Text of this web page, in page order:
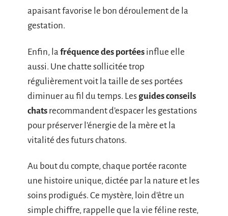
apaisant favorise le bon déroulement de la
gestation.
Enfin, la fréquence des portées influe elle
aussi. Une chatte sollicitée trop
régulièrement voit la taille de ses portées
diminuer au fil du temps. Les guides conseils
chats recommandent d’espacer les gestations
pour préserver l’énergie de la mère et la
vitalité des futurs chatons.
Au bout du compte, chaque portée raconte
une histoire unique, dictée par la nature et les
soins prodigués. Ce mystère, loin d’être un
simple chiffre, rappelle que la vie féline reste,